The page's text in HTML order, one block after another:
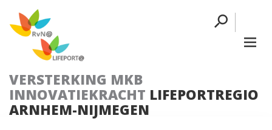
VERSTERKING MKB
INNOVATIEKRACHT LIFEPORTREGIO
ARNHEM-NIJMEGEN